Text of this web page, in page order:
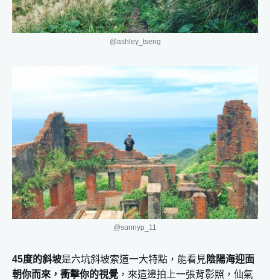
@ashley_tseng
@sunnyp_11
45度的斜坡是六坑斜坡索道一大特點，能看見陰陽海迎面
朝你而來，衝擊你的視覺 ，來這邊拍上一張背影照，仙氣